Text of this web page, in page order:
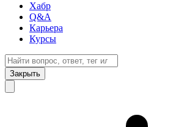
Хабр
Q&A
Карьера
Курсы
Закрыть